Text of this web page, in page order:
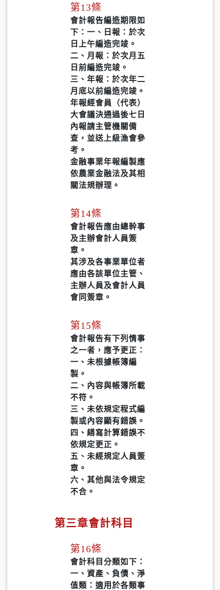
第13條
會計報告編造期限如
下：一、日報：於次
日上午編造完竣。
二、月報：於次月五
日前編造完竣。
三、年報：於次年二
月底以前編造完竣。
年報經會員（代表）
大會議決通過後七日
內報請主管機關備
查，並送上級漁會參
考。
金融事業年報編製應
依農業金融法及其相
關法規辦理。
第14條
會計報告應由總幹事
及主辦會計人員簽
章。
其涉及各事業單位者
應由各該單位主管、
主辦人員及會計人員
會同簽章。
第15條
會計報告有下列情事
之一者，應予更正：
一、未根據帳簿編
製。
二、內容與帳簿所載
不符。
三、未依規定程式編
製或內容顯有錯誤。
四、繕寫計算錯誤不
依規定更正。
五、未經規定人員簽
章。
六、其他與法令規定
不合。
第三章會計科目
第16條
會計科目分類如下：
一、資產、負債、淨
值類：適用於各類事